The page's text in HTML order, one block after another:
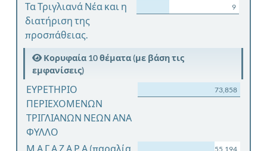
Τα Τριγλιανά Νέα και η
διατήριση της
προσπάθειας.
9
Κορυφαία 10 θέματα (με βάση τις
εμφανίσεις)
ΕΥΡΕΤΗΡΙΟ
ΠΕΡΙΕΧΟΜΕΝΩΝ
ΤΡΙΓΛΙΑΝΩΝ ΝΕΩΝ ΑΝΑ
ΦΥΛΛΟ
73,858
Μ Α Γ Α Ζ Α Ρ Α (παραλία
55,194